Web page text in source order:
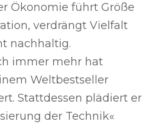
Ökonomie führt Größe
verdrängt Vielfalt
nachhaltig.
immer mehr hat
Weltbestseller
Stattdessen plädiert er
der Technik«